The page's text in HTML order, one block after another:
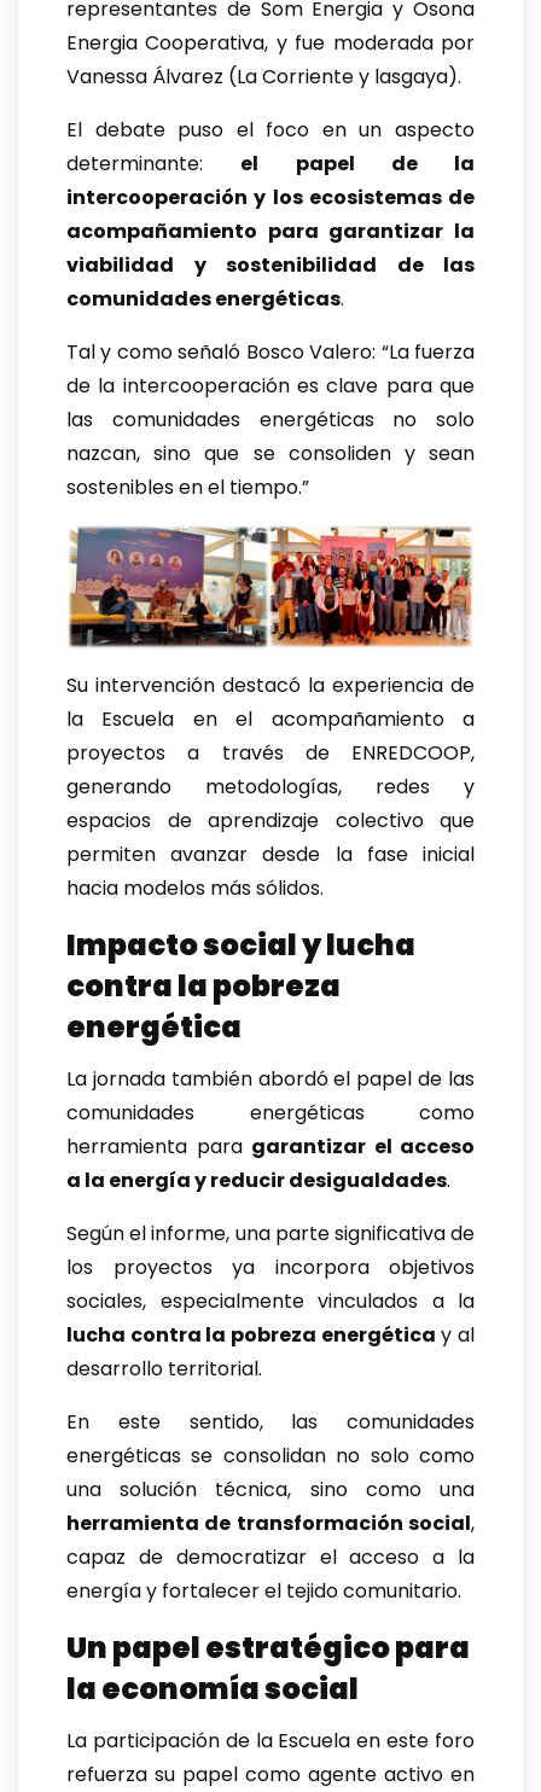
representantes de Som Energia y Osona
Energia Cooperativa, y fue moderada por
Vanessa Álvarez (La Corriente y lasgaya).
El debate puso el foco en un aspecto
determinante: el papel de la
intercooperación y los ecosistemas de
acompañamiento para garantizar la
viabilidad y sostenibilidad de las
comunidades energéticas.
Tal y como señaló Bosco Valero: “La fuerza
de la intercooperación es clave para que
las comunidades energéticas no solo
nazcan, sino que se consoliden y sean
sostenibles en el tiempo.”
Su intervención destacó la experiencia de
la Escuela en el acompañamiento a
proyectos a través de ENREDCOOP,
generando metodologías, redes y
espacios de aprendizaje colectivo que
permiten avanzar desde la fase inicial
hacia modelos más sólidos.
Impacto social y lucha
contra la pobreza
energética
La jornada también abordó el papel de las
comunidades energéticas como
herramienta para garantizar el acceso
a la energía y reducir desigualdades.
Según el informe, una parte significativa de
los proyectos ya incorpora objetivos
sociales, especialmente vinculados a la
lucha contra la pobreza energética y al
desarrollo territorial.
En este sentido, las comunidades
energéticas se consolidan no solo como
una solución técnica, sino como una
herramienta de transformación social,
capaz de democratizar el acceso a la
energía y fortalecer el tejido comunitario.
Un papel estratégico para
la economía social
La participación de la Escuela en este foro
refuerza su papel como agente activo en